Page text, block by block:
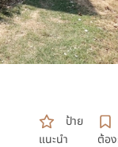
ป้าย
แนะนำ
ต้อ